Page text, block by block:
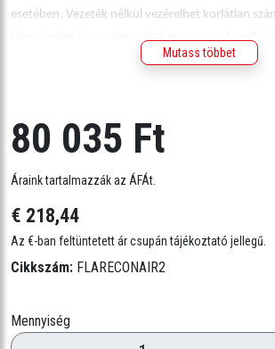
esetében. Vezeték nélkül vezérelhet korlátlan
vagy D-Fi XLR-rel akár nem D-Fi™-képes
Specifikáció
• DMX csatornák száma: 512
• Max. akadálymentes távolság: Wi-Fi™: 30,5 m,
• Maximális üzemidő: akár 8 óra
• Újratöltési idő: 4 óra
• Bemeneti feszültség: 5 VDC, 1,6 A (külső
Mutass többet
80 035 Ft
Áraink tartalmazzák az ÁFÁt.
€ 218,44
Az €-ban feltüntetett ár csupán tájékoztató jellegű.
Cikkszám: FLARECONAIR2
Mennyiség